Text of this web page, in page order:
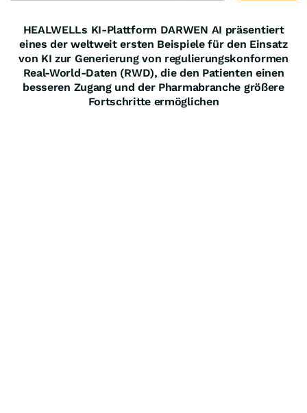
HEALWELLs KI-Plattform DARWEN AI präsentiert
eines der weltweit ersten Beispiele für den Einsatz
von KI zur Generierung von regulierungskonformen
Real-World-Daten (RWD), die den Patienten einen
besseren Zugang und der Pharmabranche größere
Fortschritte ermöglichen